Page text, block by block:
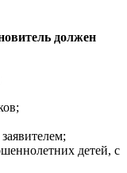
должен
детей, с